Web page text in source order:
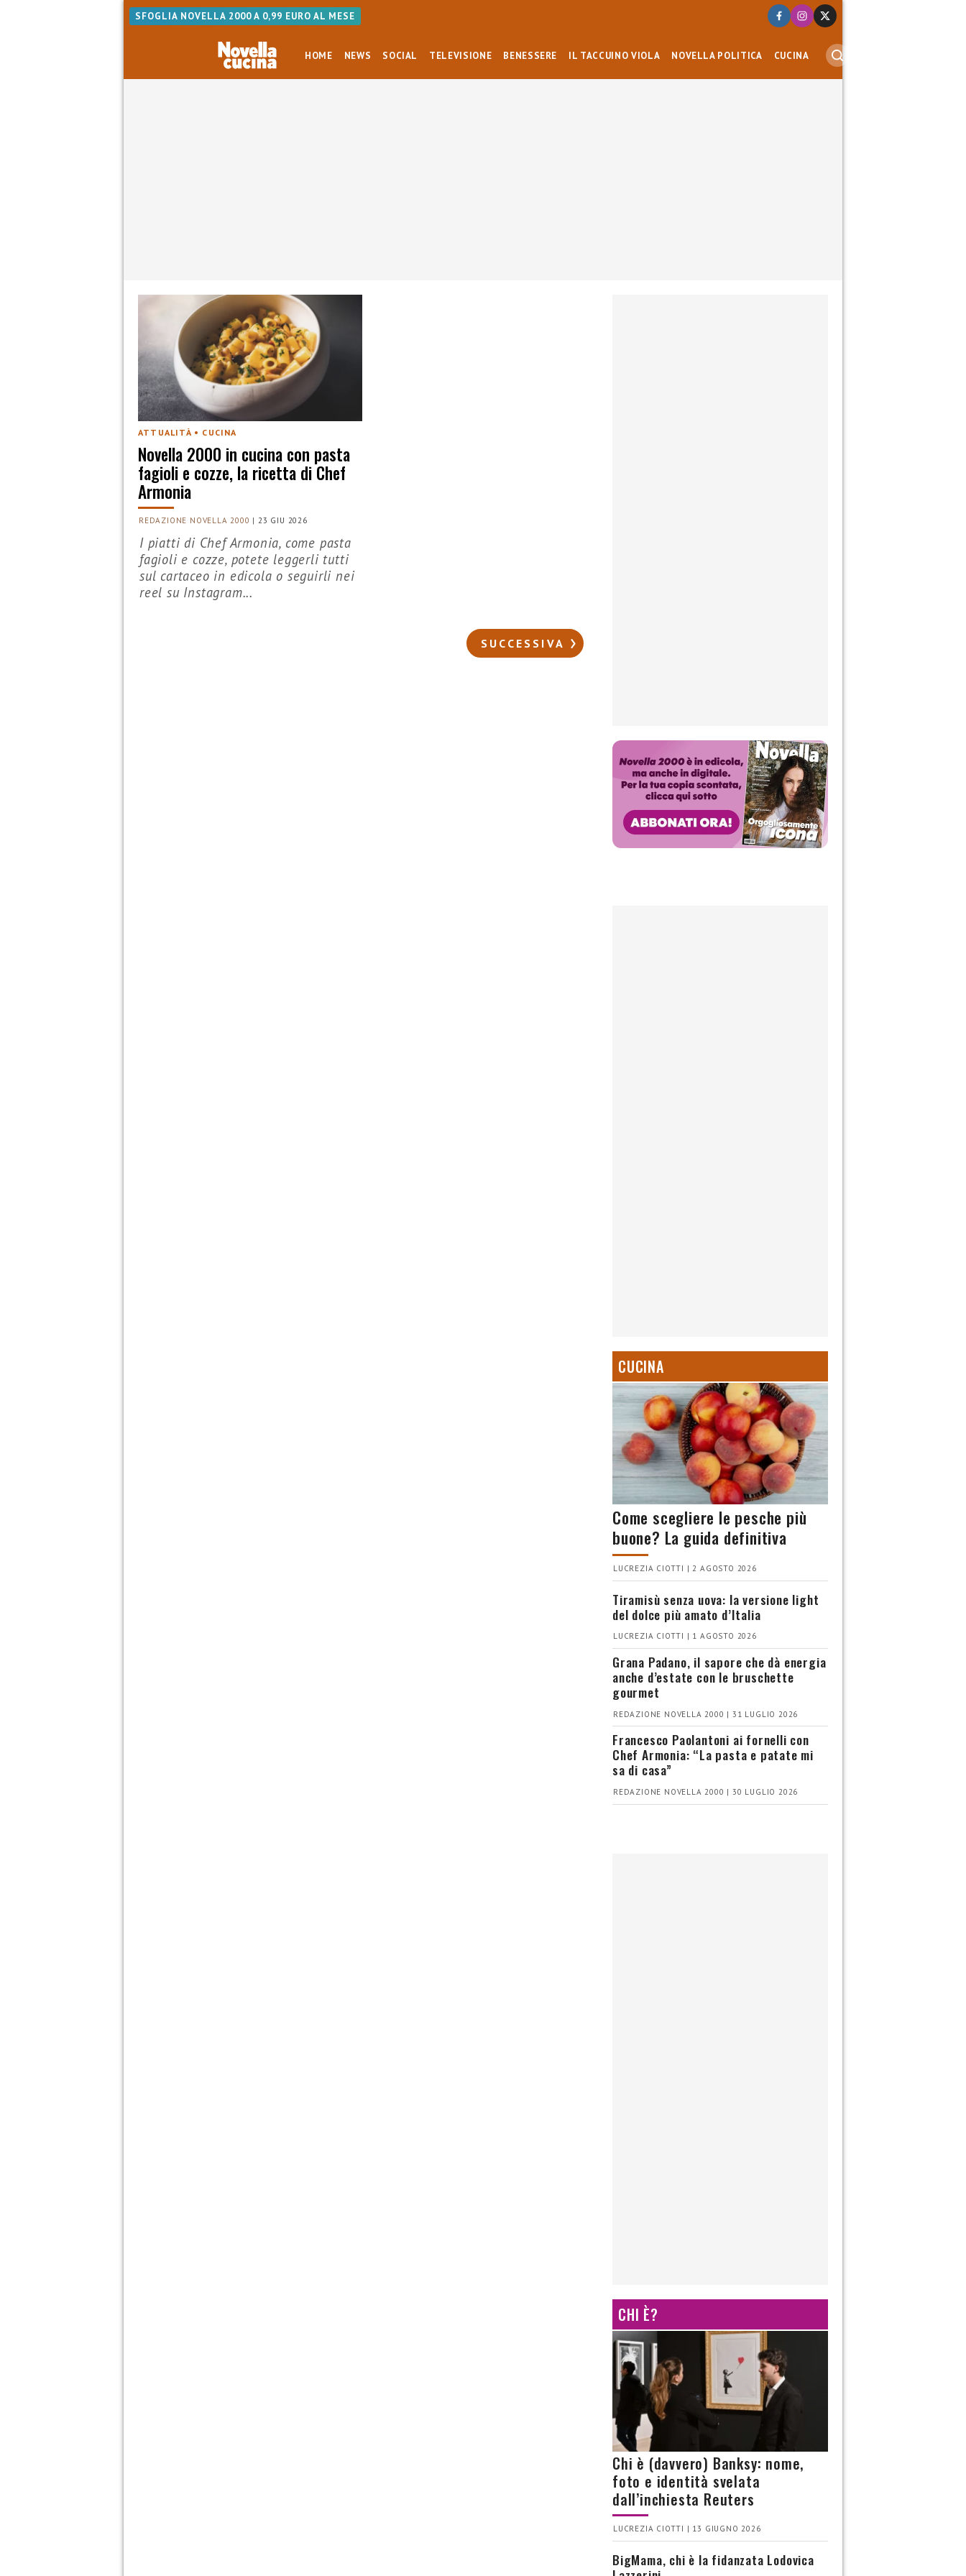
SFOGLIA NOVELLA 2000 A 0,99 EURO AL MESE
HOME NEWS SOCIAL TELEVISIONE BENESSERE IL TACCUINO VIOLA NOVELLA POLITICA CUCINA
ATTUALITÀ • CUCINA
Novella 2000 in cucina con pasta
fagioli e cozze, la ricetta di Chef
Armonia
REDAZIONE NOVELLA 2000 |23 GIU 2026
I piatti di Chef Armonia, come pasta
fagioli e cozze, potete leggerli tutti
sul cartaceo in edicola o seguirli nei
reel su Instagram...
SUCCESSIVA
CUCINA
Come scegliere le pesche più
buone? La guida definitiva
LUCREZIA CIOTTI | 2 AGOSTO 2026
Tiramisù senza uova: la versione light
del dolce più amato d’Italia
LUCREZIA CIOTTI | 1 AGOSTO 2026
Grana Padano, il sapore che dà energia
anche d’estate con le bruschette
gourmet
REDAZIONE NOVELLA 2000 | 31 LUGLIO 2026
Francesco Paolantoni ai fornelli con
Chef Armonia: “La pasta e patate mi
sa di casa”
REDAZIONE NOVELLA 2000 | 30 LUGLIO 2026
CHI È?
Chi è (davvero) Banksy: nome,
foto e identità svelata
dall’inchiesta Reuters
LUCREZIA CIOTTI | 13 GIUGNO 2026
BigMama, chi è la fidanzata Lodovica